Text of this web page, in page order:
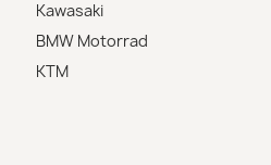
Kawasaki
BMW Motorrad
KTM